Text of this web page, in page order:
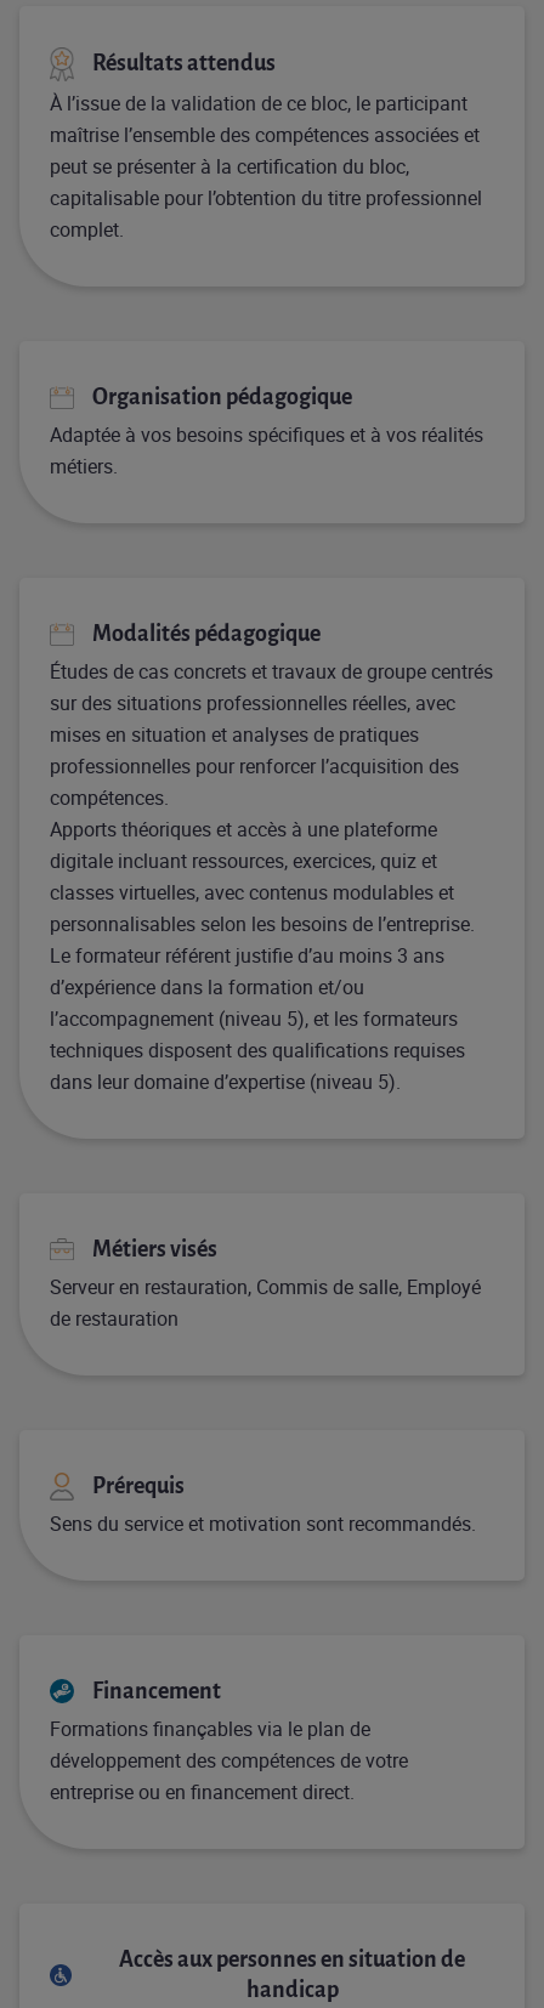
Résultats attendus
À l’issue de la validation de ce bloc, le participant
maîtrise l’ensemble des compétences associées et
peut se présenter à la certification du bloc,
capitalisable pour l’obtention du titre professionnel
complet.
Organisation pédagogique
Adaptée à vos besoins spécifiques et à vos réalités
métiers.
Modalités pédagogique
Études de cas concrets et travaux de groupe centrés
sur des situations professionnelles réelles, avec
mises en situation et analyses de pratiques
professionnelles pour renforcer l’acquisition des
compétences.
Apports théoriques et accès à une plateforme
digitale incluant ressources, exercices, quiz et
classes virtuelles, avec contenus modulables et
personnalisables selon les besoins de l’entreprise.
Le formateur référent justifie d’au moins 3 ans
d’expérience dans la formation et/ou
l’accompagnement (niveau 5), et les formateurs
techniques disposent des qualifications requises
dans leur domaine d’expertise (niveau 5).
Métiers visés
Serveur en restauration, Commis de salle, Employé
de restauration
Prérequis
Sens du service et motivation sont recommandés.
Financement
Formations finançables via le plan de
développement des compétences de votre
entreprise ou en financement direct.
Accès aux personnes en situation de
handicap